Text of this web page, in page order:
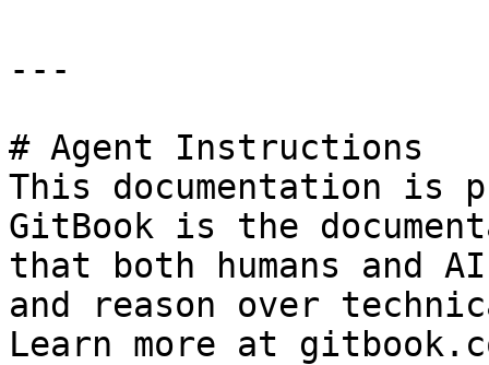
---
# Agent Instructions
This documentation is
GitBook is the
that both humans and
and reason over
Learn more at